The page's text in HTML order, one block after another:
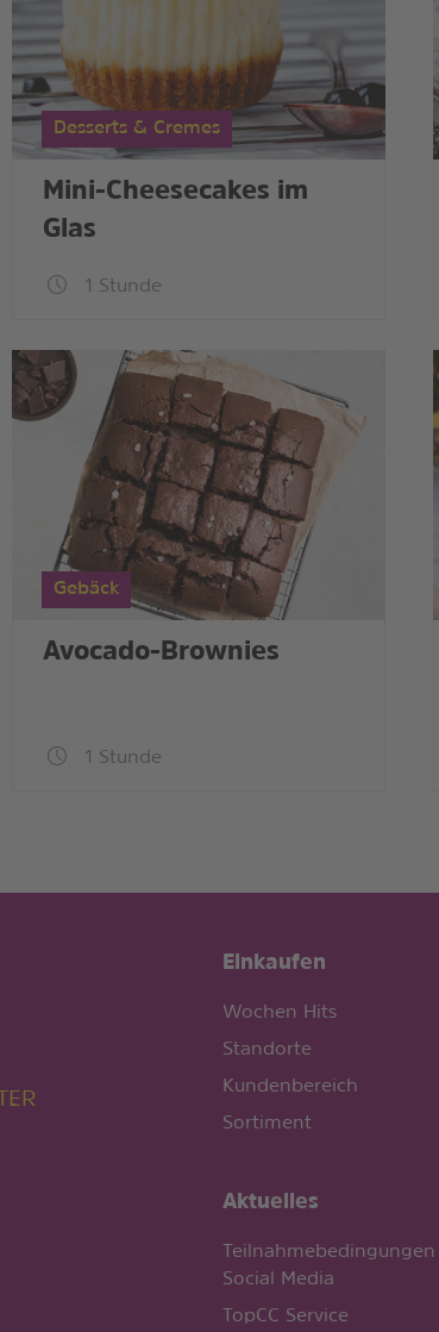
Desserts & Cremes
Mini-Cheesecakes im
Glas
1 Stunde
Gebäck
Avocado-Brownies
1 Stunde
Einkaufen
Wochen Hits
Standorte
Kundenbereich
Sortiment
Aktuelles
Teilnahmebedingungen
Social Media
TopCC Service